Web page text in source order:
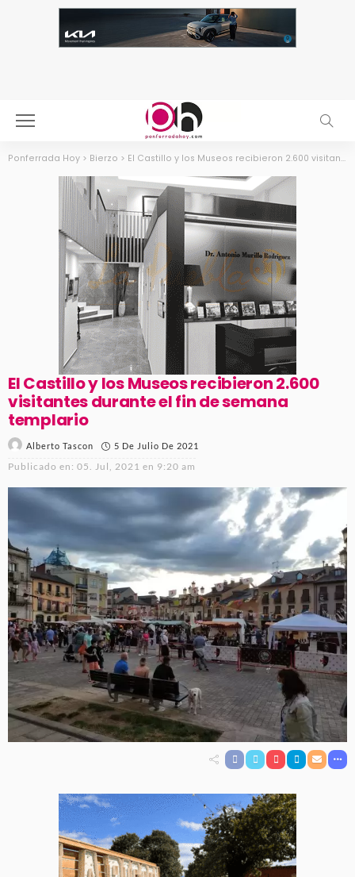
Ponferrada Hoy > Bierzo > El Castillo y los Museos recibieron 2.600 visitantes durante el fin de semana templario
El Castillo y los Museos recibieron 2.600
visitantes durante el fin de semana
templario
Alberto Tascon 5 De Julio De 2021
Publicado en: 05. Jul, 2021 en 9:20 am